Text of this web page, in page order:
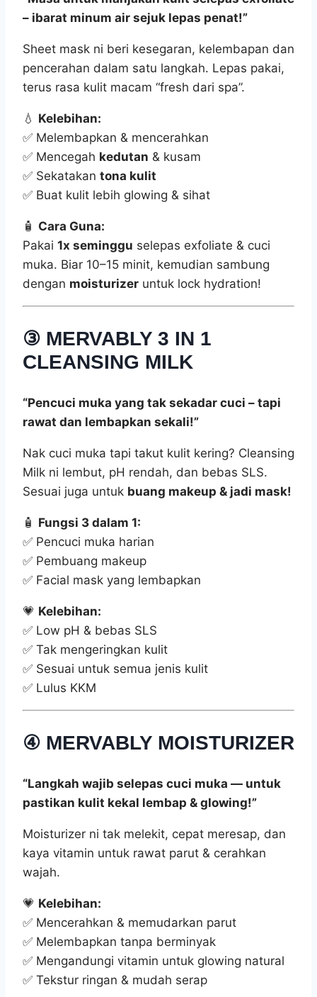
– ibarat minum air sejuk lepas penat!”
Sheet mask ni beri kesegaran, kelembapan dan
pencerahan dalam satu langkah. Lepas pakai,
terus rasa kulit macam “fresh dari spa”.
💧 Kelebihan:
✅ Melembapkan & mencerahkan
✅ Mencegah kedutan & kusam
✅ Sekatakan tona kulit
✅ Buat kulit lebih glowing & sihat
🧴 Cara Guna:
Pakai 1x seminggu selepas exfoliate & cuci
muka. Biar 10–15 minit, kemudian sambung
dengan moisturizer untuk lock hydration!
③ MERVABLY 3 IN 1
CLEANSING MILK
“Pencuci muka yang tak sekadar cuci – tapi
rawat dan lembapkan sekali!”
Nak cuci muka tapi takut kulit kering? Cleansing
Milk ni lembut, pH rendah, dan bebas SLS.
Sesuai juga untuk buang makeup & jadi mask!
🧴 Fungsi 3 dalam 1:
✅ Pencuci muka harian
✅ Pembuang makeup
✅ Facial mask yang lembapkan
💗 Kelebihan:
✅ Low pH & bebas SLS
✅ Tak mengeringkan kulit
✅ Sesuai untuk semua jenis kulit
✅ Lulus KKM
④ MERVABLY MOISTURIZER
“Langkah wajib selepas cuci muka — untuk
pastikan kulit kekal lembap & glowing!”
Moisturizer ni tak melekit, cepat meresap, dan
kaya vitamin untuk rawat parut & cerahkan
wajah.
💗 Kelebihan:
✅ Mencerahkan & memudarkan parut
✅ Melembapkan tanpa berminyak
✅ Mengandungi vitamin untuk glowing natural
✅ Tekstur ringan & mudah serap